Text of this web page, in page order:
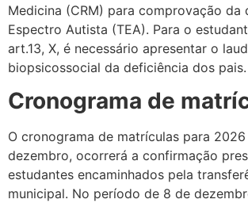
Medicina (CRM) para comprovação
Espectro Autista (TEA). Para o
art.13, X, é necessário apresentar o
biopsicossocial da deficiência dos pais.
Cronograma de
O cronograma de matrículas para
dezembro, ocorrerá a confirmação
estudantes encaminhados pela
municipal. No período de 8 de